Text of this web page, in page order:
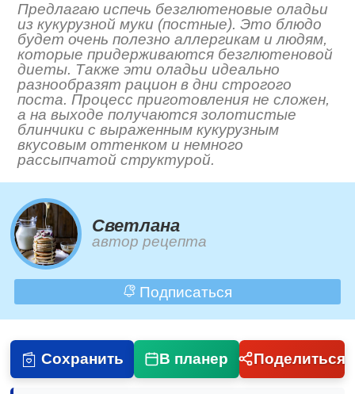
Предлагаю испечь безглютеновые оладьи
из кукурузной муки (постные). Это блюдо
будет очень полезно аллергикам и людям,
которые придерживаются безглютеновой
диеты. Также эти оладьи идеально
разнообразят рацион в дни строгого
поста. Процесс приготовления не сложен,
а на выходе получаются золотистые
блинчики с выраженным кукурузным
вкусовым оттенком и немного
рассыпчатой структурой.
Светлана
автор рецепта
Подписаться
Сохранить В планер Поделиться